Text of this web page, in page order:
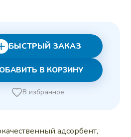
В КОРЗИНУ
БЫСТРЫЙ ЗАКАЗ
В избранное
адсорбент,